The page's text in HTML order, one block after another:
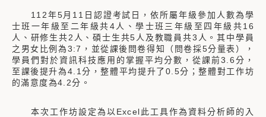
112年5月11日認證考試日，依所屬年級參加人數為學
士班一年級至二年級共4人、學士班三年級至四年級共16
人、研修生共2人、碩士生共5人及教職員共3人。其中學員
之男女比例為3:7，並從課後問卷得知（問卷採5分量表），
學員們對於資訊科技應用的掌握平均分數，從課前3.6分，
至課後提升為4.1分，整體平均提升了0.5分；整體對工作坊
的滿意度為4.2分。
本次工作坊設定為以Excel此工具作為資料分析師的入